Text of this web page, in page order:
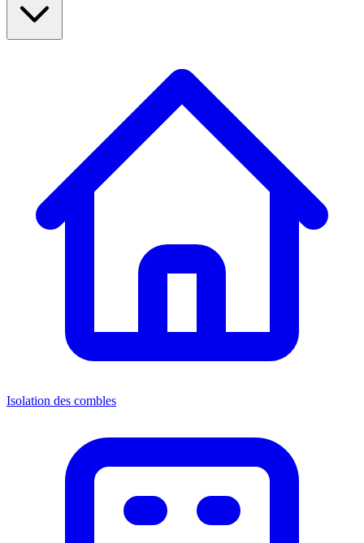
Isolation des combles